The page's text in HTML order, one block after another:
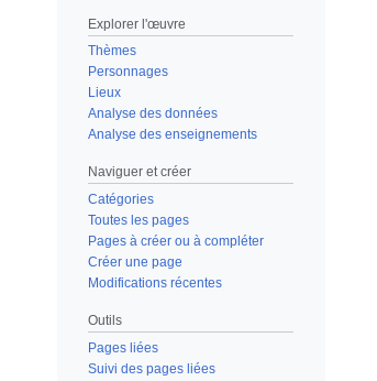
Explorer l'œuvre
Thèmes
Personnages
Lieux
Analyse des données
Analyse des enseignements
Naviguer et créer
Catégories
Toutes les pages
Pages à créer ou à compléter
Créer une page
Modifications récentes
Outils
Pages liées
Suivi des pages liées